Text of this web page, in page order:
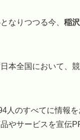
なりつつる今、 稲
本全国において、
人のすべてに情報
やサービスを宣伝